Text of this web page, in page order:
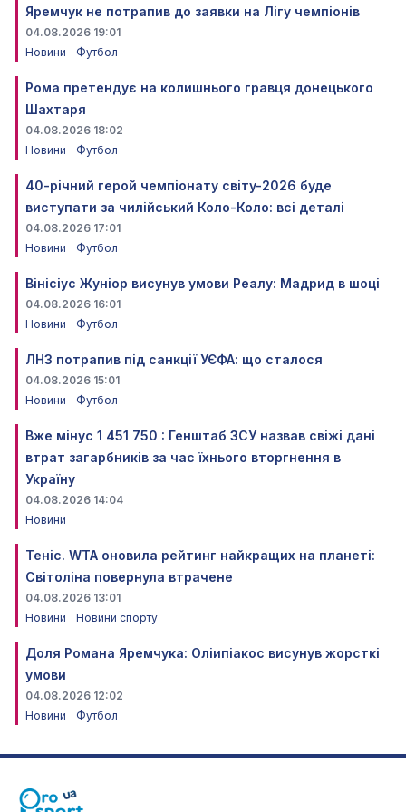
Яремчук не потрапив до заявки на Лігу чемпіонів
04.08.2026 19:01
Новини
Футбол
Рома претендує на колишнього гравця донецького
Шахтаря
04.08.2026 18:02
Новини
Футбол
40-річний герой чемпіонату світу-2026 буде
виступати за чилійський Коло-Коло: всі деталі
04.08.2026 17:01
Новини
Футбол
Вінісіус Жуніор висунув умови Реалу: Мадрид в шоці
04.08.2026 16:01
Новини
Футбол
ЛНЗ потрапив під санкції УЄФА: що сталося
04.08.2026 15:01
Новини
Футбол
Вже мінус 1 451 750 : Генштаб ЗСУ назвав свіжі дані
втрат загарбників за час їхнього вторгнення в
Україну
04.08.2026 14:04
Новини
Теніс. WTA оновила рейтинг найкращих на планеті:
Світоліна повернула втрачене
04.08.2026 13:01
Новини
Новини спорту
Доля Романа Яремчука: Оліипіакос висунув жорсткі
умови
04.08.2026 12:02
Новини
Футбол